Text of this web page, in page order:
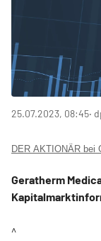
25.07.2023, 08:45‧
DER AKTIONÄR bei
Geratherm
^